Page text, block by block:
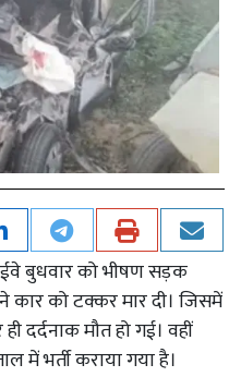
बुधवार को भीषण सड़क
कार को टक्कर मार दी। जिसमें
दर्दनाक मौत हो गई। वहीं
में भर्ती कराया गया है।